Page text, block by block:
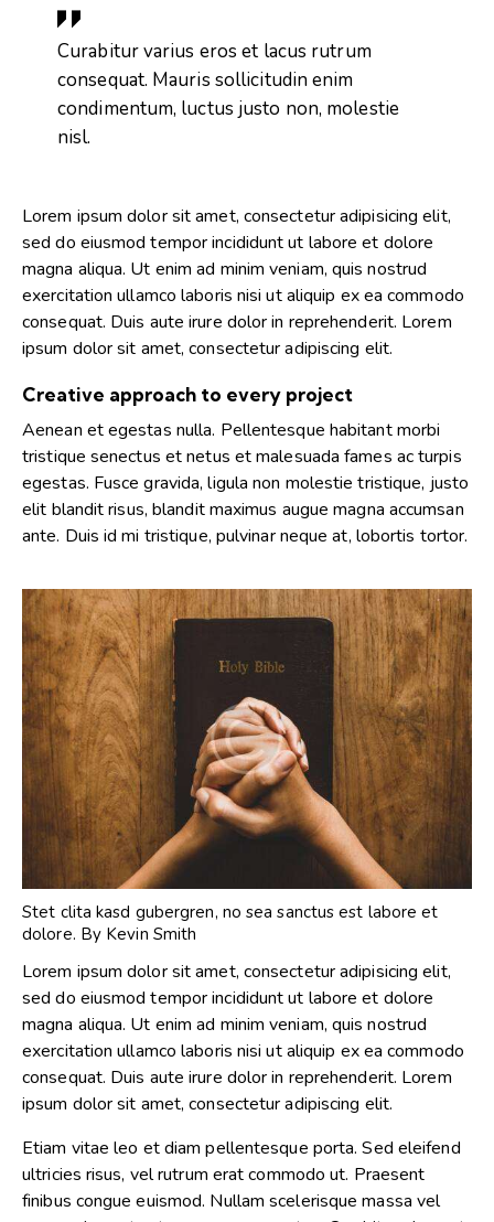
Curabitur varius eros et lacus rutrum
consequat. Mauris sollicitudin enim
condimentum, luctus justo non, molestie
nisl.
Lorem ipsum dolor sit amet, consectetur adipisicing elit,
sed do eiusmod tempor incididunt ut labore et dolore
magna aliqua. Ut enim ad minim veniam, quis nostrud
exercitation ullamco laboris nisi ut aliquip ex ea commodo
consequat. Duis aute irure dolor in reprehenderit. Lorem
ipsum dolor sit amet, consectetur adipiscing elit.
Creative approach to every project
Aenean et egestas nulla. Pellentesque habitant morbi
tristique senectus et netus et malesuada fames ac turpis
egestas. Fusce gravida, ligula non molestie tristique, justo
elit blandit risus, blandit maximus augue magna accumsan
ante. Duis id mi tristique, pulvinar neque at, lobortis tortor.
Stet clita kasd gubergren, no sea sanctus est labore et
dolore. By Kevin Smith
Lorem ipsum dolor sit amet, consectetur adipisicing elit,
sed do eiusmod tempor incididunt ut labore et dolore
magna aliqua. Ut enim ad minim veniam, quis nostrud
exercitation ullamco laboris nisi ut aliquip ex ea commodo
consequat. Duis aute irure dolor in reprehenderit. Lorem
ipsum dolor sit amet, consectetur adipiscing elit.
Etiam vitae leo et diam pellentesque porta. Sed eleifend
ultricies risus, vel rutrum erat commodo ut. Praesent
finibus congue euismod. Nullam scelerisque massa vel